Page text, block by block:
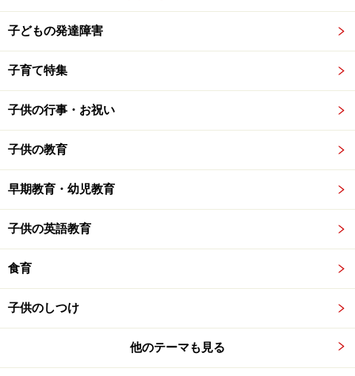
子どもの発達障害
子育て特集
子供の行事・お祝い
子供の教育
早期教育・幼児教育
子供の英語教育
食育
子供のしつけ
他のテーマも見る